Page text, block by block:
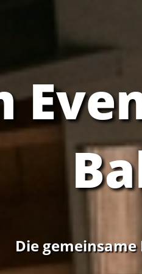
Die gemeinsame